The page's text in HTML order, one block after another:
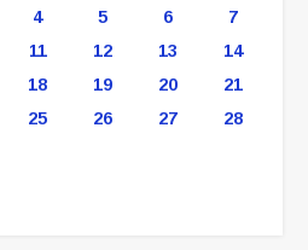
4 5 6
7
11 12 13
14
18 19 20
21
25 26 27
28